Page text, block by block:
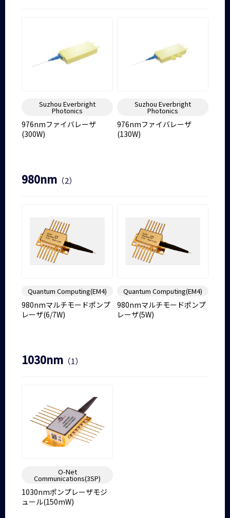
Suzhou Everbright
Photonics
976nmファイバレーザ
(300W)
Suzhou Everbright
Photonics
976nmファイバレーザ
(130W)
980nm （2）
Quantum Computing(EM4)
980nmマルチモードポンプ
レーザ(6/7W)
Quantum Computing(EM4)
980nmマルチモードポンプ
レーザ(5W)
1030nm （1）
O-Net
Communications(3SP)
1030nmポンプレーザモジ
ュール(150mW)